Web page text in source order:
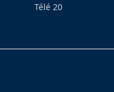
Télé 20